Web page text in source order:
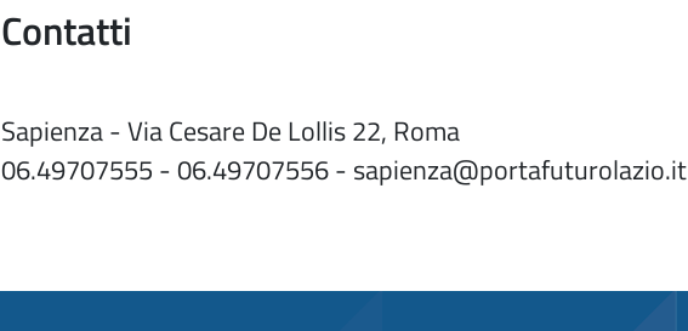
Contatti
Sapienza - Via Cesare De Lollis 22, Roma
06.49707555 - 06.49707556 - sapienza@portafuturolazio.it